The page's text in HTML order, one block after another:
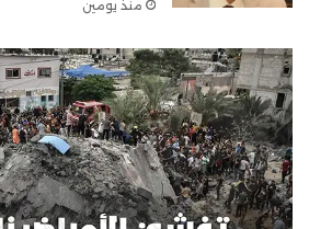
منذ يومين